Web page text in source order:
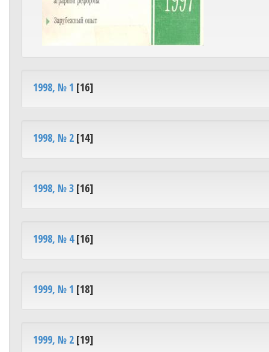
1998, № 1 [16]
1998, № 2 [14]
1998, № 3 [16]
1998, № 4[16]
1999, № 1 [18]
1999, № 2 [19]